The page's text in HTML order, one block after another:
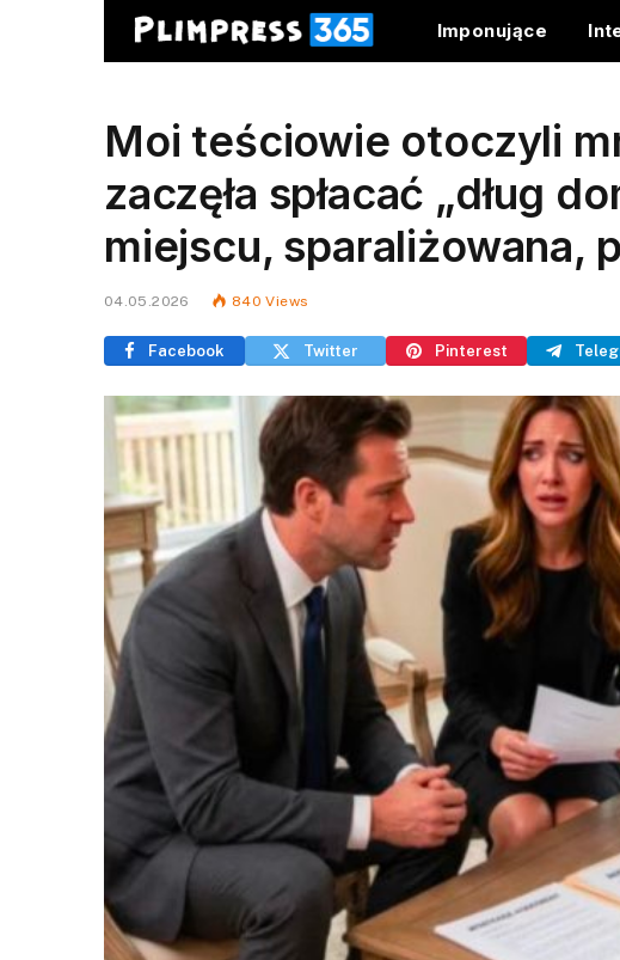
Imponujące
Moi teściowie otoczyli
zaczęła spłacać „dług
miejscu, sparaliżowana,
04.05.2026 840Views
Facebook Twitter Pinterest